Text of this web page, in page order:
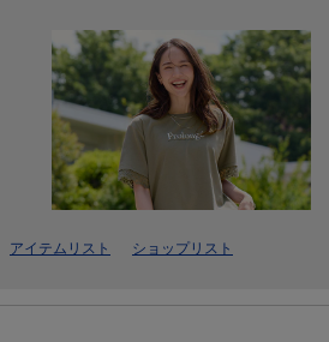
アイテムリスト ショップリスト